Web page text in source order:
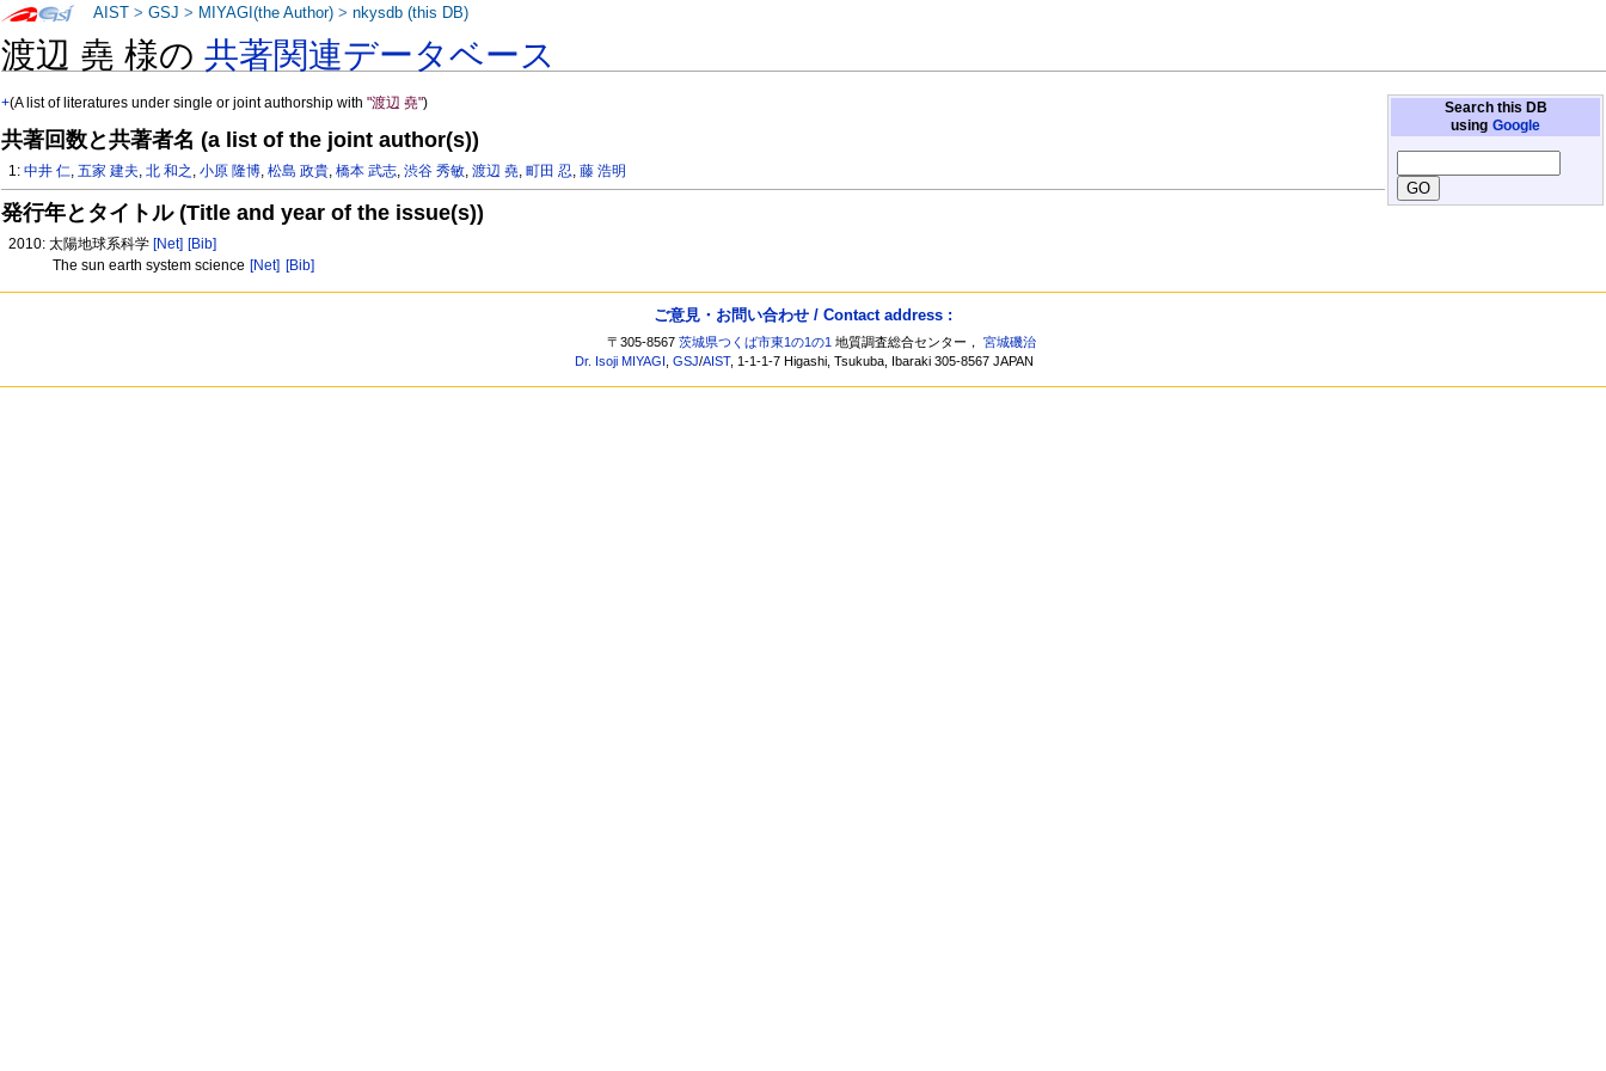
渡辺 堯 様の共著関連データベース
Search this DB
using Google
+(A list of literatures under single or joint authorship with"渡辺 堯")
共著回数と共著者名 (a list of the joint author(s))
1:中井 仁,五家 建夫,北 和之 ,小原 隆博,松島 政貴,橋本 武志,渋谷 秀敏,渡辺 堯,町田 忍,藤 浩明
発行年とタイトル (Title and year of the issue(s))
2010: 太陽地球系科学 [Net] [Bib]
The sun earth system science [Net] [Bib]
AIST >GSJ > MIYAGI(the Author) >nkysdb (this DB)
ご意見・お問い合わせ / Contact address :
〒305-8567茨城県つくば市東1の1の1 地質調査総合センター，宮城磯治
Dr. Isoji MIYAGI ,GSJ/AIST, 1-1-1-7 Higashi, Tsukuba, Ibaraki 305-8567 JAPAN